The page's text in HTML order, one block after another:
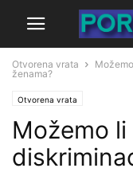
Otvorena vrata
ženama?
Otvorena vrata
Možemo